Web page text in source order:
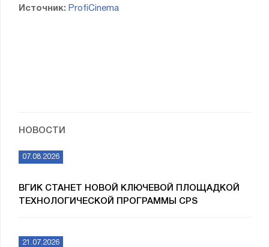
Источник: ProfiCinema
НОВОСТИ
07.08.2026
ВГИК СТАНЕТ НОВОЙ КЛЮЧЕВОЙ ПЛОЩАДКОЙ
ТЕХНОЛОГИЧЕСКОЙ ПРОГРАММЫ CPS
21.07.2026